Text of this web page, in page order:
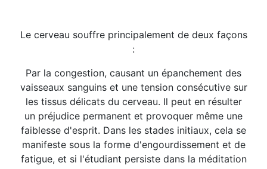
Le cerveau souffre principalement de deux façons
:
Par la congestion, causant un épanchement des
vaisseaux sanguins et une tension consécutive sur
les tissus délicats du cerveau. Il peut en résulter
un préjudice permanent et provoquer même une
faiblesse d'esprit. Dans les stades initiaux, cela se
manifeste sous la forme d'engourdissement et de
fatigue, et si l'étudiant persiste dans la méditation